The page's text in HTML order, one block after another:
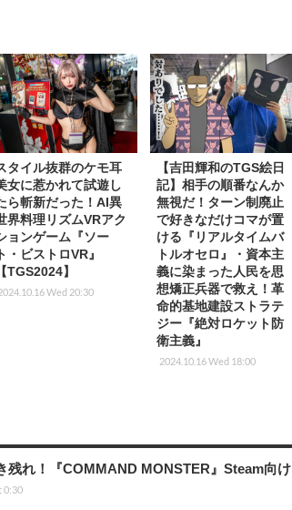
タイル抜群のケモ耳
女に惹かれて試遊し
ら斬新だった！AI異
界料理リズムVRアク
ョンゲーム『ソー
ト・ビストロVR』
【TGS2024】
Wed 20:30
【吉田輝和のTGS絵日
記】相手の順番なんか
無視だ！ターン制廃止
で好きなだけコマが置
ける『リアルタイムバ
トルオセロ』・資本主
義に染まった人民を思
想矯正兵器で救え！革
命的基地建設ストラテ
ジー『絶対ロケット防
衛主義』
2024.10.16 Wed 18:00
残れ！『COMMAND MONSTER』Steam向け
0:30